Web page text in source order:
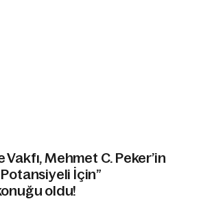
Mehmet C. Peker’in
İçin”
oldu!